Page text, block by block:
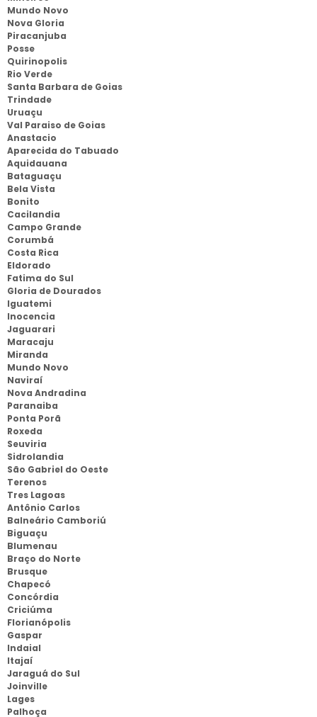
Mundo Novo
Nova Gloria
Piracanjuba
Posse
Quirinopolis
Rio Verde
Santa Barbara de Goias
Trindade
Uruaçu
Val Paraiso de Goias
Anastacio
Aparecida do Tabuado
Aquidauana
Bataguaçu
Bela Vista
Bonito
Cacilandia
Campo Grande
Corumbá
Costa Rica
Eldorado
Fatima do Sul
Gloria de Dourados
Iguatemi
Inocencia
Jaguarari
Maracaju
Miranda
Mundo Novo
Naviraí
Nova Andradina
Paranaiba
Ponta Porã
Roxeda
Seuviria
Sidrolandia
São Gabriel do Oeste
Terenos
Tres Lagoas
Antônio Carlos
Balneário Camboriú
Biguaçu
Blumenau
Braço do Norte
Brusque
Chapecó
Concórdia
Criciúma
Florianópolis
Gaspar
Indaial
Itajaí
Jaraguá do Sul
Joinville
Lages
Palhoça